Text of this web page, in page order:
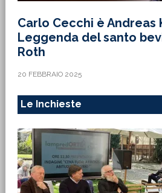
Carlo Cecchi è Andreas
Leggenda del santo
Roth
20 FEBBRAIO 2025
Le Inchieste